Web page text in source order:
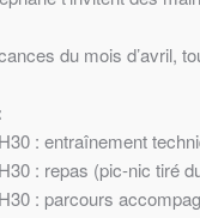
du mois d’avril,
: entraînement
: repas (pic-nic tiré
: parcours